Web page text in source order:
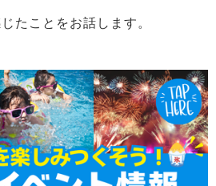
たことをお話します。